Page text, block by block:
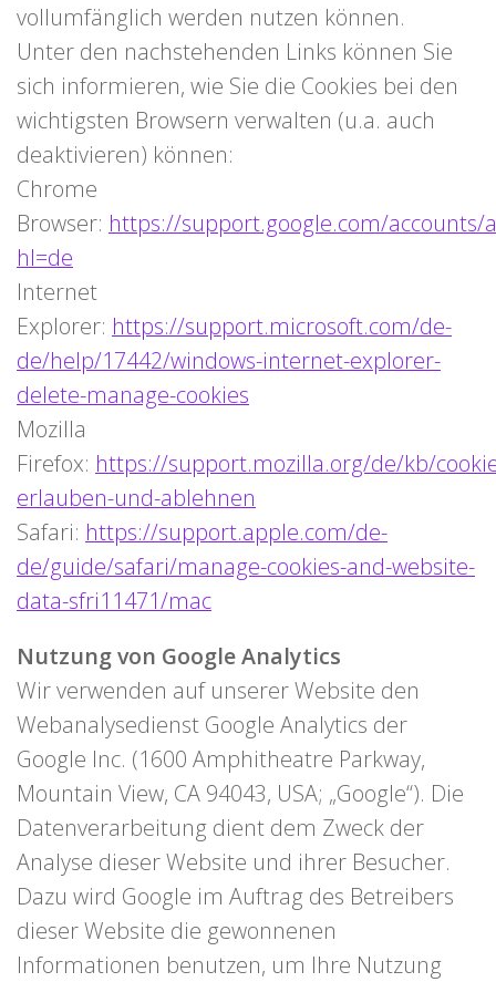
vollumfänglich werden nutzen können.
Unter den nachstehenden Links können Sie
sich informieren, wie Sie die Cookies bei den
wichtigsten Browsern verwalten (u.a. auch
deaktivieren) können:
Chrome
Browser: https://support.google.com/accounts/
hl=de
Internet
Explorer: https://support.microsoft.com/de-
de/help/17442/windows-internet-explorer-
delete-manage-cookies
Mozilla
Firefox: https://support.mozilla.org/de/kb/
erlauben-und-ablehnen
Safari: https://support.apple.com/de-
de/guide/safari/manage-cookies-and-website-
data-sfri11471/mac
Nutzung von Google Analytics
Wir verwenden auf unserer Website den
Webanalysedienst Google Analytics der
Google Inc. (1600 Amphitheatre Parkway,
Mountain View, CA 94043, USA; „Google“). Die
Datenverarbeitung dient dem Zweck der
Analyse dieser Website und ihrer Besucher.
Dazu wird Google im Auftrag des Betreibers
dieser Website die gewonnenen
Informationen benutzen, um Ihre Nutzung